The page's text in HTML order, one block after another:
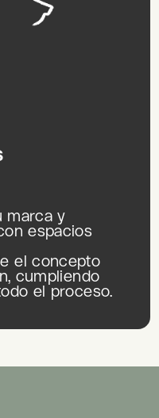
marca y
espacios
el concepto
cumpliendo
el proceso.